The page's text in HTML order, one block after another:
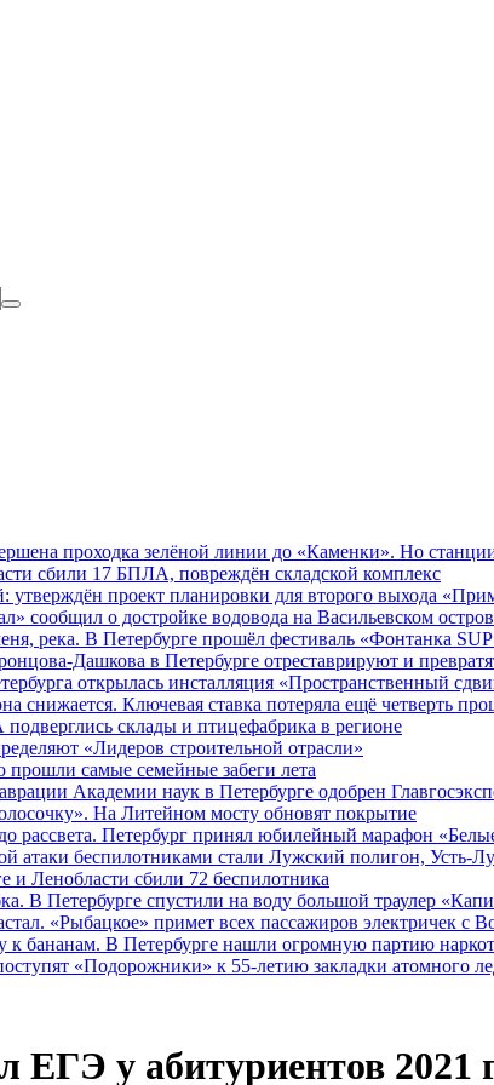
проходка зелёной линии до «Каменки». Но станции
сбили 17 БПЛА, повреждён складской комплекс
утверждён проект планировки для второго выхода
сообщил о достройке водовода на Васильевском
река. В Петербурге прошёл фестиваль «Фонтанка
Дашкова в Петербурге отреставрируют и
открылась инсталляция «Пространственный
снижается. Ключевая ставка потеряла ещё четверть
склады и птицефабрика в регионе
«Лидеров строительной отрасли»
прошли самые семейные забеги лета
Академии наук в Петербурге одобрен
На Литейном мосту обновят покрытие
рассвета. Петербург принял юбилейный марафон
атаки беспилотниками стали Лужский полигон, Усть-
и Ленобласти сбили 72 беспилотника
В Петербурге спустили на воду большой траулер
«Рыбацкое» примет всех пассажиров электричек с
к бананам. В Петербурге нашли огромную партию
«Подорожники» к 55-летию закладки атомного
ЕГЭ у абитуриентов 2021